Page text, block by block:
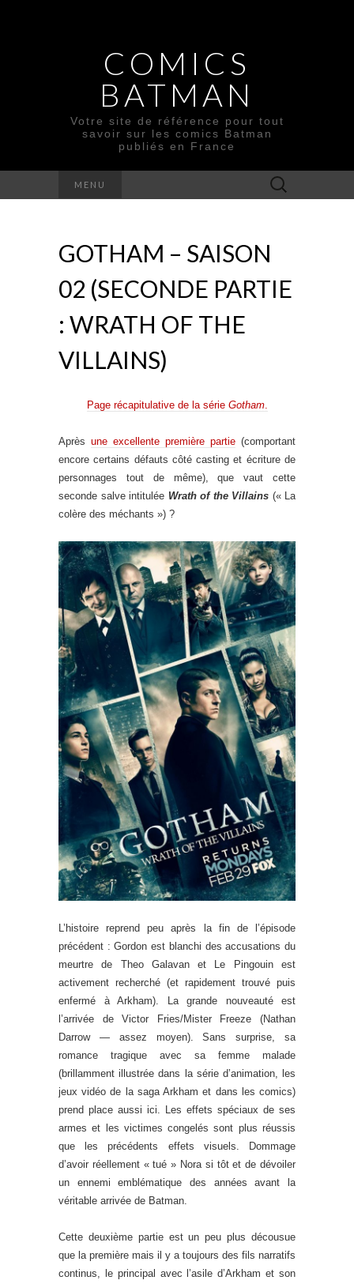
COMICS
BATMAN
Votre site de référence pour tout
savoir sur les comics Batman
publiés en France
MENU Rechercher :
GOTHAM – SAISON
02 (SECONDE PARTIE
: WRATH OF THE
VILLAINS)
Page récapitulative de la série Gotham.
Après une excellente première partie (comportant
encore certains défauts côté casting et écriture de
personnages tout de même), que vaut cette
seconde salve intitulée Wrath of the Villains (« La
colère des méchants ») ?
L’histoire reprend peu après la fin de l’épisode
précédent : Gordon est blanchi des accusations du
meurtre de Theo Galavan et Le Pingouin est
activement recherché (et rapidement trouvé puis
enfermé à Arkham). La grande nouveauté est
l’arrivée de Victor Fries/Mister Freeze (Nathan
Darrow — assez moyen). Sans surprise, sa
romance tragique avec sa femme malade
(brillamment illustrée dans la série d’animation, les
jeux vidéo de la saga Arkham et dans les comics)
prend place aussi ici. Les effets spéciaux de ses
armes et les victimes congelés sont plus réussis
que les précédents effets visuels. Dommage
d’avoir réellement « tué » Nora si tôt et de dévoiler
un ennemi emblématique des années avant la
véritable arrivée de Batman.
Cette deuxième partie est un peu plus décousue
que la première mais il y a toujours des fils narratifs
continus, le principal avec l’asile d’Arkham et son